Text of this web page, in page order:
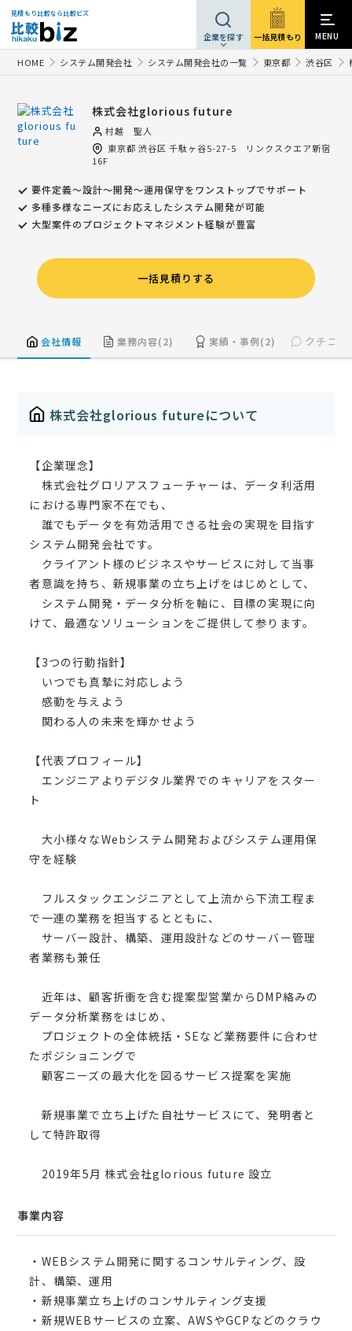
見積もり比較なら比較ビズ
企業を探す 一括見積もり MENU
HOME システム開発会社 システム開発会社の一覧 東京都 渋谷区
株式会社glorious future
村越 聖人
東京都 渋谷区 千駄ヶ谷5-27-5 リンクスクエア新宿
16F
要件定義〜設計〜開発〜運用保守をワンストップでサポート
多種多様なニーズにお応えしたシステム開発が可能
大型案件のプロジェクトマネジメント経験が豊富
一括見積りする
会社情報 業務内容(2) 実績・事例(2) クチコ
株式会社glorious futureについて
【企業理念】
株式会社グロリアスフューチャーは、データ利活用
における専門家不在でも、
誰でもデータを有効活用できる社会の実現を目指す
システム開発会社です。
クライアント様のビジネスやサービスに対して当事
者意識を持ち、新規事業の立ち上げをはじめとして、
システム開発・データ分析を軸に、目標の実現に向
けて、最適なソリューションをご提供して参ります。
【3つの行動指針】
いつでも真摯に対応しよう
感動を与えよう
関わる人の未来を輝かせよう
【代表プロフィール】
エンジニアよりデジタル業界でのキャリアをスター
ト
大小様々なWebシステム開発およびシステム運用保
守を経験
フルスタックエンジニアとして上流から下流工程ま
で一連の業務を担当するとともに、
サーバー設計、構築、運用設計などのサーバー管理
者業務も兼任
近年は、顧客折衝を含む提案型営業からDMP絡みの
データ分析業務をはじめ、
プロジェクトの全体統括・SEなど業務要件に合わせ
たポジショニングで
顧客ニーズの最大化を図るサービス提案を実施
新規事業で立ち上げた自社サービスにて、発明者と
して特許取得
2019年5月 株式会社glorious future 設立
事業内容
・WEBシステム開発に関するコンサルティング、設
計、構築、運用
・新規事業立ち上げのコンサルティング支援
・新規WEBサービスの立案、AWSやGCPなどのクラウ